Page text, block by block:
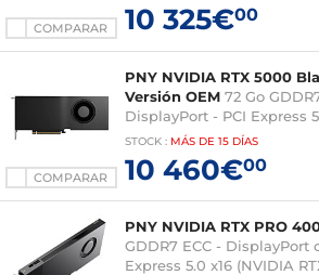
COMPARAR 10 325€00
COMPARAR
PNY NVIDIA RTX 5000
Versión OEM 72 Go
DisplayPort - PCI Express
PRO 5000 Blackwell)
STOCK : MÁS DE 15 DÍAS
10 460€00
PNY NVIDIA RTX PRO
GDDR7 ECC - DisplayPort
Express 5.0 x16 (NVIDIA